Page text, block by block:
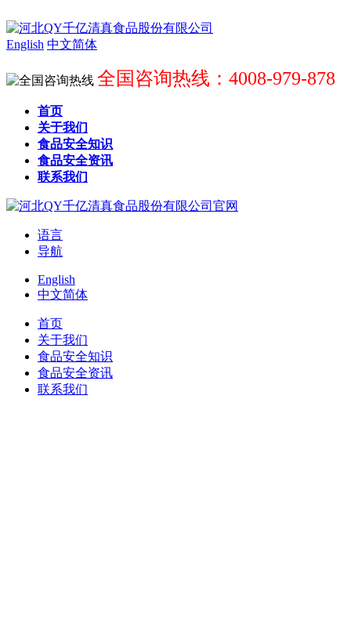
English 中文简体
全国咨询热线：4008-979-878
首页
关于我们
食品安全知识
食品安全资讯
联系我们
语言
导航
English
中文简体
首页
关于我们
食品安全知识
食品安全资讯
联系我们